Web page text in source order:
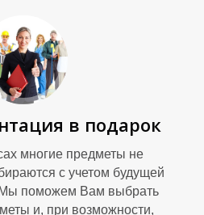
в подарок
многие предметы не
с учетом будущей
поможем Вам выбрать
и, при возможности,